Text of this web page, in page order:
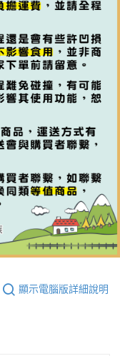
顯示電腦版詳細說明